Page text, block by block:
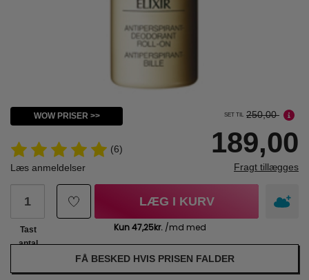
WOW PRISER >>
(6)
Læs anmeldelser
SET TIL 250,00
189,00
Fragt tillægges
Tast
antal
LÆG I KURV
FÅ BESKED HVIS PRISEN FALDER